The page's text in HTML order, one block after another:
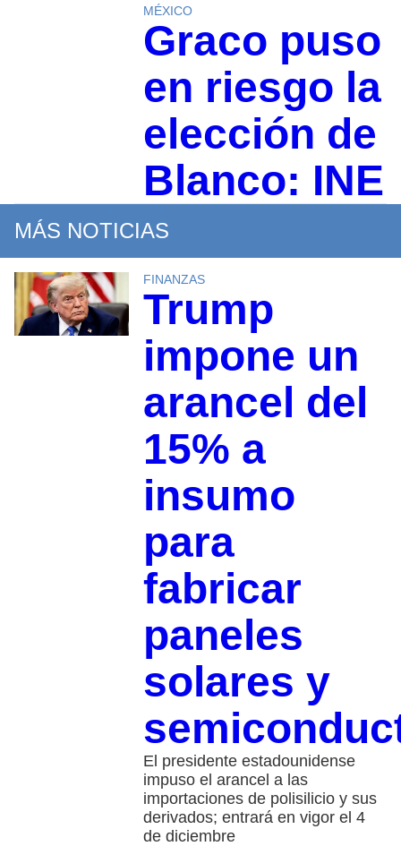
MÉXICO
Graco puso
en riesgo la
elección de
Blanco: INE
MÁS NOTICIAS
FINANZAS
Trump
impone un
arancel del
15% a
insumo
para
fabricar
paneles
solares y
El presidente estadounidense
impuso el arancel a las
importaciones de polisilicio y sus
derivados; entrará en vigor el 4
de diciembre